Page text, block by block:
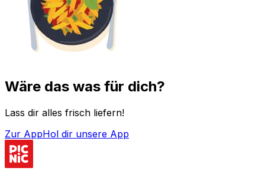
Wäre das was für dich?
Lass dir alles frisch liefern!
Zur AppHol dir unsere App